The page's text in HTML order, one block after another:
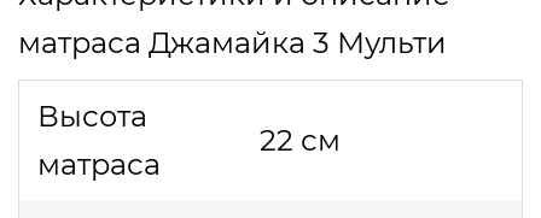
матраса Джамайка 3 Мульти
Высота
матраса
22 см